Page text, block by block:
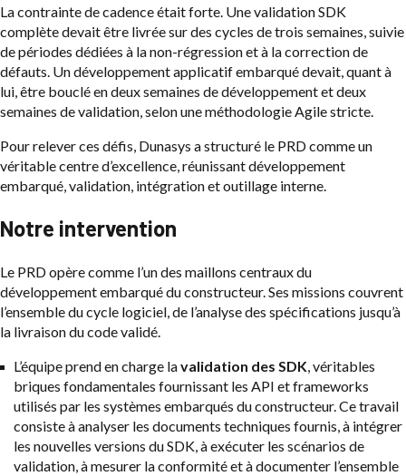
La contrainte de cadence était forte. Une validation SDK
complète devait être livrée sur des cycles de trois semaines, suivie
de périodes dédiées à la non-régression et à la correction de
défauts. Un développement applicatif embarqué devait, quant à
lui, être bouclé en deux semaines de développement et deux
semaines de validation, selon une méthodologie Agile stricte.
Pour relever ces défis, Dunasys a structuré le PRD comme un
véritable centre d’excellence, réunissant développement
embarqué, validation, intégration et outillage interne.
Notre intervention
Le PRD opère comme l’un des maillons centraux du
développement embarqué du constructeur. Ses missions couvrent
l’ensemble du cycle logiciel, de l’analyse des spécifications jusqu’à
la livraison du code validé.
L’équipe prend en charge lavalidation des SDK, véritables
briques fondamentales fournissant les API et frameworks
utilisés par les systèmes embarqués du constructeur. Ce travail
consiste à analyser les documents techniques fournis, à intégrer
les nouvelles versions du SDK, à exécuter les scénarios de
validation, à mesurer la conformité et à documenter l’ensemble